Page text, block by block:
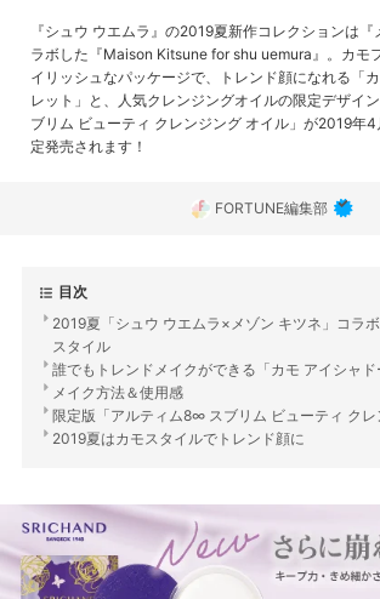
『シュウ ウエムラ』の2019夏新作コレクションは『
ラボした『Maison Kitsune for shu uemura』。カモ
イリッシュなパッケージで、トレンド顔になれる「
レット」と、人気クレンジングオイルの限定デザイ
ブリム ビューティ クレンジング オイル」が2019年
定発売されます！
FORTUNE編集部
目次
2019夏「シュウ ウエムラ×メゾン キツネ」コラ
スタイル
誰でもトレンドメイクができる「カモ アイシャド
メイク方法＆使用感
限定版「アルティム8∞ スブリム ビューティ クレ
2019夏はカモスタイルでトレンド顔に